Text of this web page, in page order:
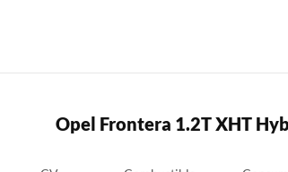
Opel Frontera 1.2T XHT